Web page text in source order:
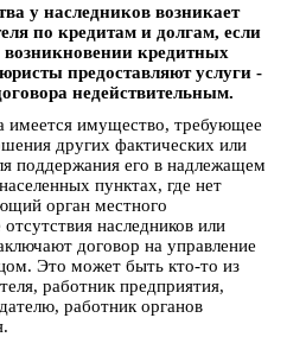
у наследников возникает
по кредитам и долгам, если
кредитных
предоставляют услуги -
недействительным.
имеется имущество, требующее
других фактических или
поддержания его в надлежащем
пунктах, где нет
орган местного
наследников или
договор на управление
Это может быть кто-то из
работник предприятия,
работник органов